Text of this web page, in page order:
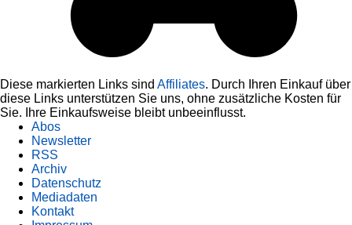
Diese markierten Links sind Affiliates. Durch Ihren Einkauf über
diese Links unterstützen Sie uns, ohne zusätzliche Kosten für
Sie. Ihre Einkaufsweise bleibt unbeeinflusst.
Abos
Newsletter
RSS
Archiv
Datenschutz
Mediadaten
Kontakt